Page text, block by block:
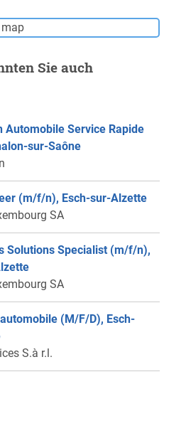
Sie auch
Automobile Service Rapide
sur-Saône
(m/f/n), Esch-sur-Alzette
SA
Solutions Specialist (m/f/n),
SA
(M/F/D), Esch-
S.à r.l.